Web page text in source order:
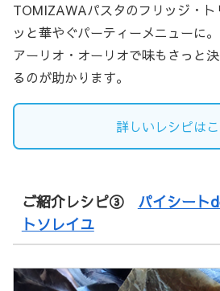
TOMIZAWAパスタのフリッジ・ト
ッと華やぐパーティーメニューに。
アーリオ・オーリオで味もさっと
るのが助かります。
詳しいレシピは
ご紹介レシピ③ パイシート
トソレイユ